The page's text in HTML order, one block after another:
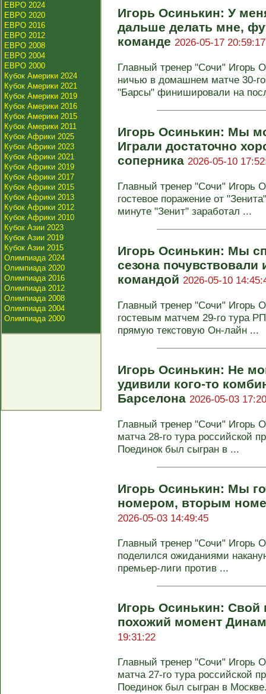
ЕВРО 2024
ЕВРО 2020
ЕВРО 2016
ЕВРО 2012
ЕВРО 2008
ЕВРО 2004
ЕВРО 2000
Кубок Америки 2024
Кубок Америки 2021
Кубок Америки 2019
Кубок Америки 2016
Кубок Америки 2015
Кубок Америки 2011
Кубок Африки 2025
Кубок Африки 2023
Кубок Африки 2021
Кубок Африки 2019
Кубок Африки 2017
Кубок Африки 2015
Кубок Африки 2013
Кубок Африки 2012
Кубок Африки 2010
Кубок Азии 2023
Кубок Азии 2019
Кубок Азии 2015
Олимпиада 2024
Олимпиада 2020
Олимпиада 2016
Олимпиада 2012
Олимпиада 2008
Олимпиада 2004
Олимпиада 2000
Игорь Осинькин: У
дальше делать мне,
команде 2026-05-17 20:59:17
Главный тренер "Сочи" Игорь
ничью в домашнем матче 30-
"Барсы" финишировали на
Игорь Осинькин: Мы
Играли достаточно
соперника 2026-05-10
Главный тренер "Сочи" Игорь
гостевое поражение от
минуте "Зенит" заработал ...
Игорь Осинькин: Мы
сезона почувствовали
командой 2026-05-10
Главный тренер "Сочи" Игорь
гостевым матчем 29-го тура
прямую текстовую Он-лайн ...
Игорь Осинькин: Не
удивили кого‑то
Барселона 2026-05-03
Главный тренер "Сочи" Игорь
матча 28‑го тура российской
Поединок был сыгран в ...
Игорь Осинькин: Мы
номером, вторым
2026-05-03 14:49:45
Главный тренер "Сочи" Игорь
поделился ожиданиями
премьер-лиги против ...
Игорь Осинькин:
похожий момент
19:31:22
Главный тренер "Сочи" Игорь
матча 27‑го тура российской
Поединок был сыгран в